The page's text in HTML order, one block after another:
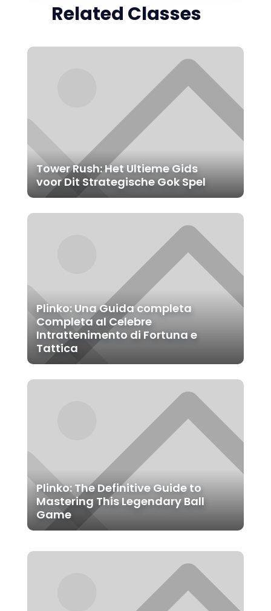
Related Classes
Tower Rush: Het Ultieme Gids
voor Dit Strategische Gok Spel
Plinko: Una Guida completa
Completa al Celebre
Intrattenimento di Fortuna e
Tattica
Plinko: The Definitive Guide to
Mastering This Legendary Ball
Game